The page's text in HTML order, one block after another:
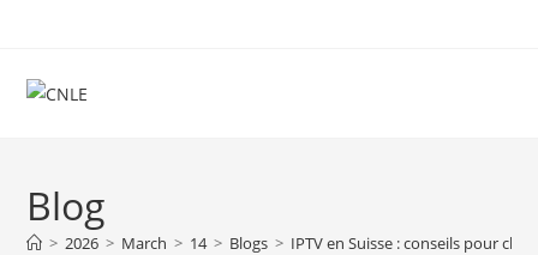
content
Blog
> 2026 > March > 14 > Blogs > IPTV en Suisse : conseils pour